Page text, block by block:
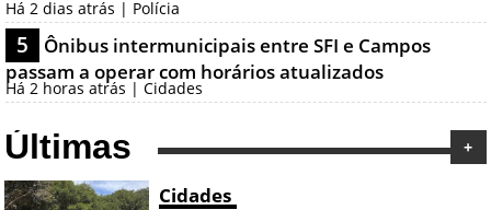
Há 2 dias atrás | Polícia
5
Ônibus intermunicipais entre SFI e Campos
passam a operar com horários atualizados
Há 2 horas atrás | Cidades
Últimas +
Cidades